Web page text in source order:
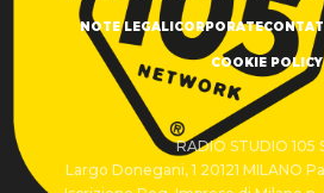
NOTE LEGALICORPORATE
COOKIE POLICY
RADIO STUDIO 105
Largo Donegani, 1 20121 MILANO